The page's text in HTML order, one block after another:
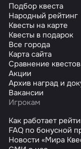
Подбор квеста
Народный рейтинг
Квесты на карте
Квесты в подарок
Все города
Карта сайта
Сравнение квестов
Акции
Архив наград и
Вакансии
Игрокам
Как работает
FAQ по бонусной
Новости «Мира